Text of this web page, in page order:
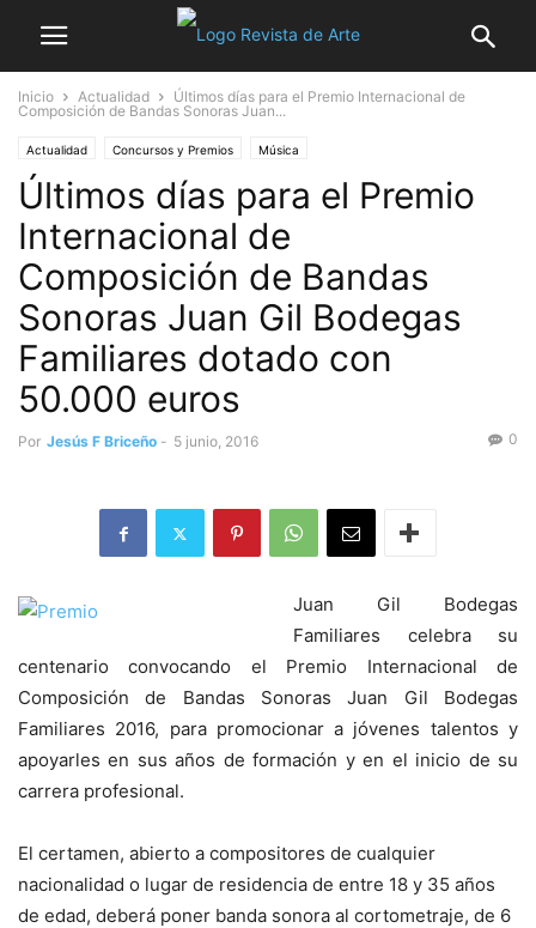
Inicio Actualidad
Últimos días para el Premio Internacional de
Composición de Bandas Sonoras Juan...
Actualidad Concursos y Premios Música
Últimos días para el Premio
Internacional de
Composición de Bandas
Sonoras Juan Gil Bodegas
Familiares dotado con
50.000 euros
Por Jesús F Briceño - 5 junio, 2016 0
Juan Gil Bodegas
Familiares celebra su
centenario convocando el Premio Internacional de
Composición de Bandas Sonoras Juan Gil Bodegas
Familiares 2016, para promocionar a jóvenes talentos y
apoyarles en sus años de formación y en el inicio de su
carrera profesional.
El certamen, abierto a compositores de cualquier
nacionalidad o lugar de residencia de entre 18 y 35 años
de edad, deberá poner banda sonora al cortometraje, de 6